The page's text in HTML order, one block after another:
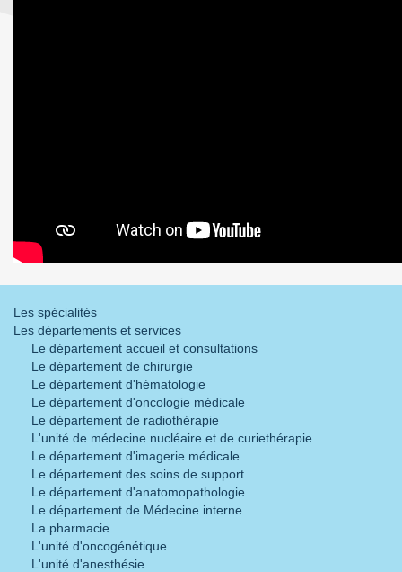
Les spécialités
Les départements et services
Le département accueil et consultations
Le département de chirurgie
Le département d'hématologie
Le département d'oncologie médicale
Le département de radiothérapie
L'unité de médecine nucléaire et de curiethérapie
Le département d'imagerie médicale
Le département des soins de support
Le département d'anatomopathologie
Le département de Médecine interne
La pharmacie
L'unité d'oncogénétique
L'unité d'anesthésie